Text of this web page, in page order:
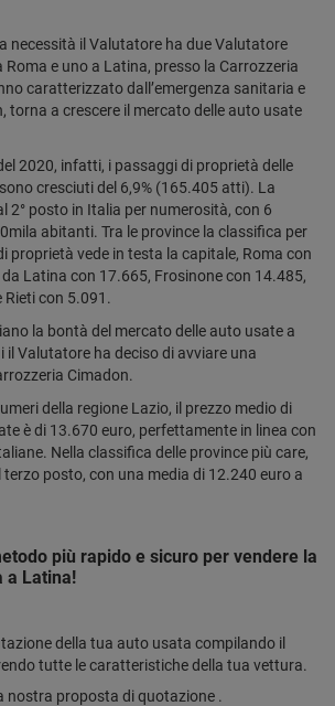
necessità il Valutatore ha due Valutatore
Roma e uno a Latina, presso la Carrozzeria
caratterizzato dall’emergenza sanitaria e
torna a crescere il mercato delle auto usate
2020, infatti, i passaggi di proprietà delle
cresciuti del 6,9% (165.405 atti). La
2° posto in Italia per numerosità, con 6
abitanti. Tra le province la classifica per
proprietà vede in testa la capitale, Roma con
Latina con 17.665, Frosinone con 14.485,
con 5.091.
la bontà del mercato delle auto usate a
il Valutatore ha deciso di avviare una
Cimadon.
della regione Lazio, il prezzo medio di
è di 13.670 euro, perfettamente in linea con
Nella classifica delle province più care,
posto, con una media di 12.240 euro a
più rapido e sicuro per vendere la
a Latina!
della tua auto usata compilando il
tutte le caratteristiche della tua vettura.
nostra proposta di quotazione .